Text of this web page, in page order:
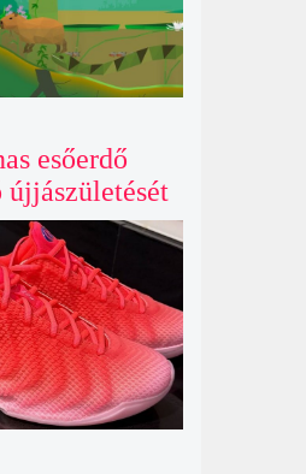
esőerdő
újjászületését
friss
az
világába